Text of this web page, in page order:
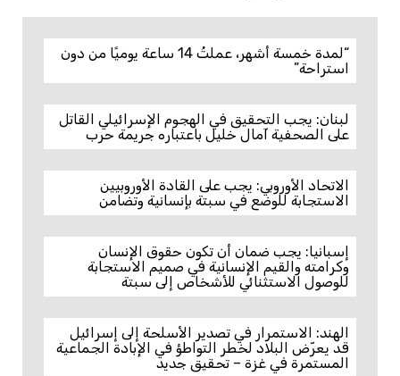
“لمدة خمسة أشهر، عملتُ 14 ساعة يوميًا من دون
استراحة”
لبنان: يجب التحقيق في الهجوم الإسرائيلي القاتل
على الصحفية آمال خليل باعتباره جريمة حرب
الاتحاد الأوروبي: يجب على القادة الأوروبيين
الاستجابة للوضع في سبتة بإنسانية وتضامن
إسبانيا: يجب ضمان أن تكون حقوق الإنسان
وكرامته والقيم الإنسانية في صميم الاستجابة
للوصول الاستثنائي للأشخاص إلى سبتة
الهند: الاستمرار في تصدير الأسلحة إلى إسرائيل
قد يعرّض البلاد لخطر التواطؤ في الإبادة الجماعية
المستمرة في غزة – تحقيق جديد